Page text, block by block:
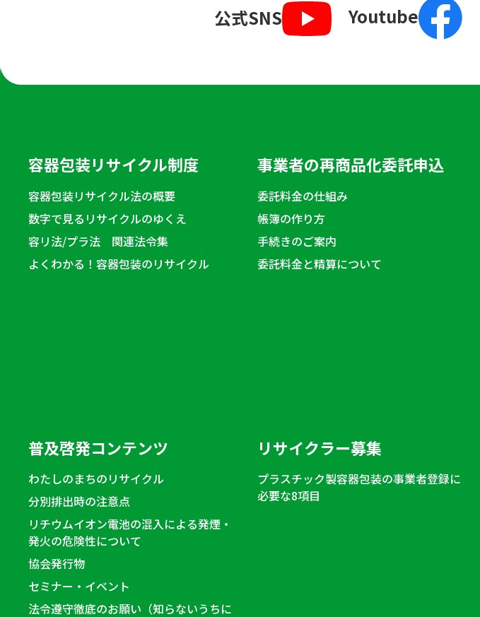
公式SNS Youtube
容器包装リサイクル制度
容器包装リサイクル法の概要
数字で見るリサイクルのゆくえ
容リ法/プラ法 関連法令集
よくわかる！容器包装のリサイクル
事業者の再商品化委託申込
委託料金の仕組み
帳簿の作り方
手続きのご案内
委託料金と精算について
普及啓発コンテンツ
わたしのまちのリサイクル
分別排出時の注意点
リチウムイオン電池の混入による発煙・
発火の危険性について
協会発行物
セミナー・イベント
法令遵守徹底のお願い（知らないうちに
リサイクラー募集
プラスチック製容器包装の事業者登録に
必要な8項目